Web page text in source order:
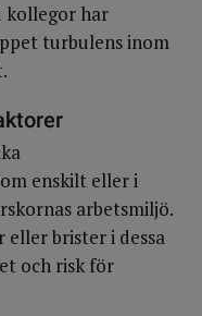
kollegor har
turbulens inom
enskilt eller i
arbetsmiljö.
brister i dessa
och risk för